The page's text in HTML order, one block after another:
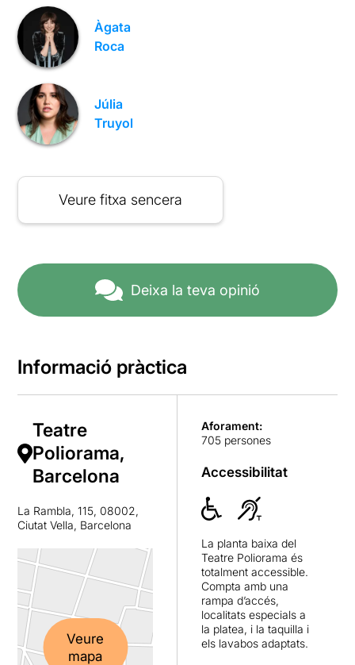
Àgata
Roca
Júlia
Truyol
Veure fitxa sencera
Deixa la teva opinió
Informació pràctica
Teatre
Poliorama,
Barcelona
La Rambla, 115, 08002,
Ciutat Vella, Barcelona
Veure
mapa
Aforament:
705 persones
Accessibilitat
La planta baixa del
Teatre Poliorama és
totalment accessible.
Compta amb una
rampa d’accés,
localitats especials a
la platea, i la taquilla i
els lavabos adaptats.